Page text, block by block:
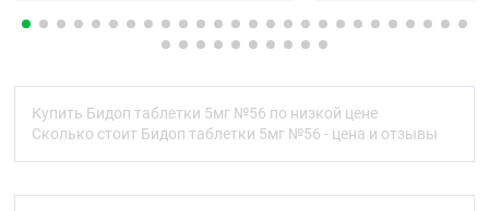
коричневатыми вкраплениями, с маркировкой В1
по центру над риской и цифрой 10 ниже риски.
Фармакотерапевтическая группа
Бета1-адреноблокатор селективный
Купить Бидоп таблетки 5мг №56 по низкой цене
Сколько стоит Бидоп таблетки 5мг №56 - цена и отзывы